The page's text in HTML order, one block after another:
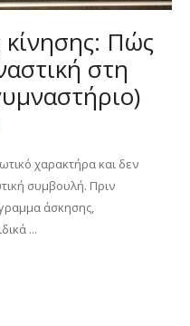
κίνησης: Πώς
στη
χαρακτήρα και δεν
συμβουλή. Πριν
άσκησης,
...